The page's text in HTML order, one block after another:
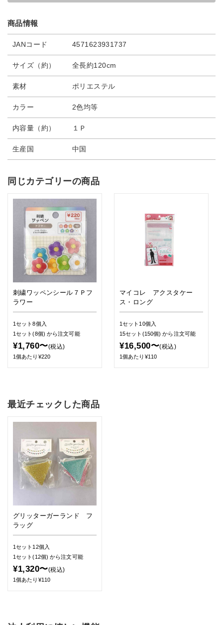
商品情報
JANコード 4571623931737
サイズ（約） 全長約120cm
素材 ポリエステル
カラー 2色均等
内容量（約） １Ｐ
生産国 中国
同じカテゴリーの商品
刺繍ワッペンシール７Ｐフ
ラワー
1セット8個入
1セット(8個) から注文可能
¥1,760〜(税込)
1個あたり¥220
マイコレ アクスタケー
ス・ロング
1セット10個入
15セット(150個)から注文可能
¥16,500〜(税込)
1個あたり¥110
最近チェックした商品
グリッターガーランド フ
ラッグ
1セット12個入
1セット(12個)から注文可能
¥1,320〜(税込)
1個あたり¥110